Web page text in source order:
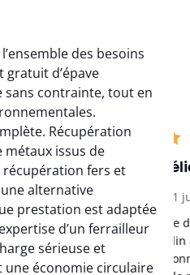
des besoins
gratuit d’épave
sans contrainte, tout en
Récupération
métaux issus de
récupération fers et
alternative
prestation est adaptée
d’un ferrailleur
sérieuse et
une économie circulaire
Aurélie Bonnet
21 juin 2024
service de terrassement
jardin à Var était
exceptionnel. L'équipe a